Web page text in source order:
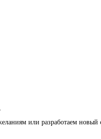
или разработаем новый